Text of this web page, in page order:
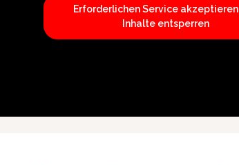
Erforderlichen Service akzeptieren
Inhalte entsperren